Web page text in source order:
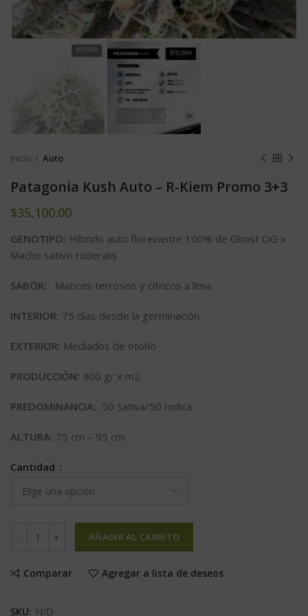
Inicio Auto
Patagonia Kush Auto – R-Kiem Promo 3+3
$35,100.00
GENOTIPO: Híbrido auto floreciente 100% de Ghost OG x
Macho sativo ruderalis
SABOR: Matices terrosos y cítricos a lima.
INTERIOR: 75 días desde la germinación.
EXTERIOR: Mediados de otoño
PRODUCCIÓN: 400 gr x m2.
PREDOMINANCIA: 50 Sativa/50 Indica
ALTURA: 75 cm – 95 cm.
Cantidad
AÑADIR AL CARRITO
Comparar Agregar a lista de deseos
SKU: N/D